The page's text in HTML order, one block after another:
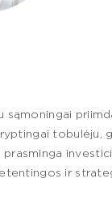
sąmoningai
tobulėju,
ir